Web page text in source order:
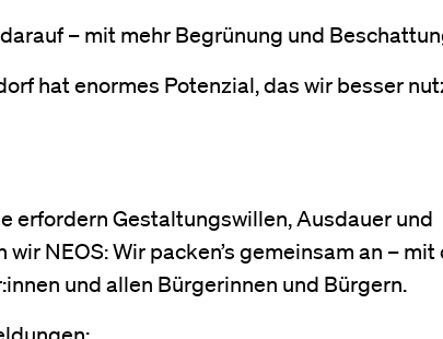
– mit mehr Begrünung und
hat enormes Potenzial, das wir besser
erfordern Gestaltungswillen, Ausdauer und
NEOS: Wir packen’s gemeinsam an – mit
und allen Bürgerinnen und Bürgern.